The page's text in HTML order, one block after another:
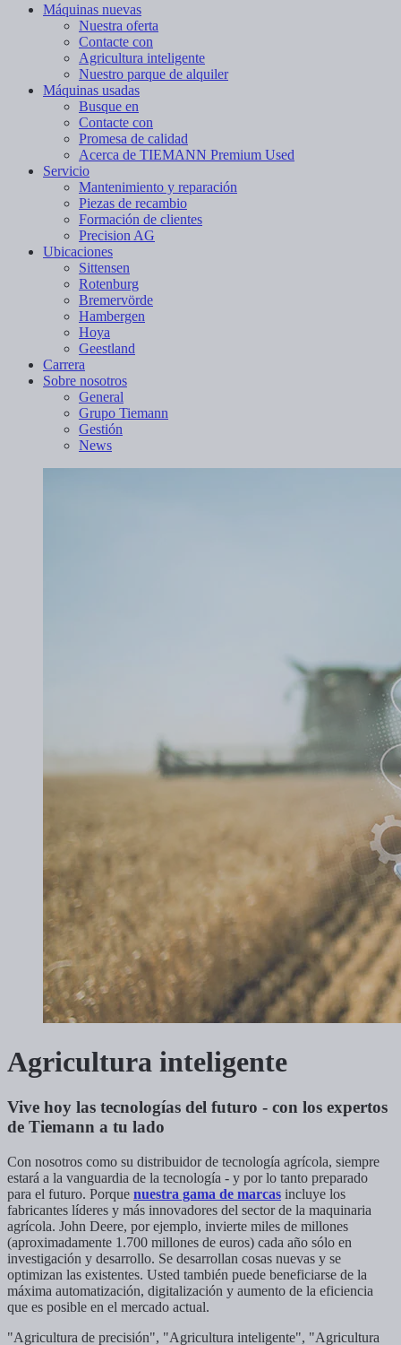
Máquinas nuevas
Nuestra oferta
Contacte con
Agricultura inteligente
Nuestro parque de alquiler
Máquinas usadas
Busque en
Contacte con
Promesa de calidad
Acerca de TIEMANN Premium Used
Servicio
Mantenimiento y reparación
Piezas de recambio
Formación de clientes
Precision AG
Ubicaciones
Sittensen
Rotenburg
Bremervörde
Hambergen
Hoya
Geestland
Carrera
Sobre nosotros
General
Grupo Tiemann
Gestión
News
Agricultura inteligente
Vive hoy las tecnologías del futuro - con los expertos
de Tiemann a tu lado
Con nosotros como su distribuidor de tecnología agrícola, siempre
estará a la vanguardia de la tecnología - y por lo tanto preparado
para el futuro. Porque nuestra gama de marcas incluye los
fabricantes líderes y más innovadores del sector de la maquinaria
agrícola. John Deere, por ejemplo, invierte miles de millones
(aproximadamente 1.700 millones de euros) cada año sólo en
investigación y desarrollo. Se desarrollan cosas nuevas y se
optimizan las existentes. Usted también puede beneficiarse de la
máxima automatización, digitalización y aumento de la eficiencia
que es posible en el mercado actual.
"Agricultura de precisión", "Agricultura inteligente", "Agricultura